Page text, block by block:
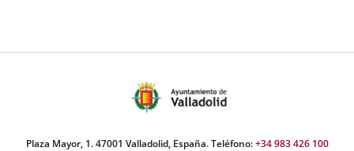
Plaza Mayor, 1. 47001 Valladolid, España. Teléfono:+34 983 426 100